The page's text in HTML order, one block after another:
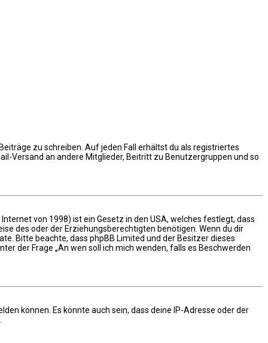
zu schreiben. Auf jeden Fall erhältst du als registriertes
Versand an andere Mitglieder, Beitritt zu Benutzergruppen und so
von 1998) ist ein Gesetz in den USA, welches festlegt, dass
des oder der Erziehungsberechtigten benötigen. Wenn du dir
Bitte beachte, dass phpBB Limited und der Besitzer dieses
der Frage „An wen soll ich mich wenden, falls es Beschwerden
können. Es könnte auch sein, dass deine IP-Adresse oder der